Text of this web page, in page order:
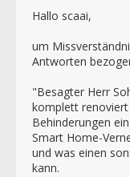
Hallo scaai,
um
Antworten
"Besagter Herr
komplett
Behinderungen
Smart Home-
und was einen
kann.